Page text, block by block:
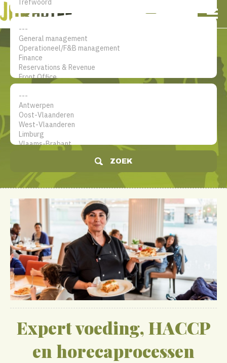
De jobsite voor hotel
professionals
ZOEK
Expert voeding, HACCP
en horecaprocessen